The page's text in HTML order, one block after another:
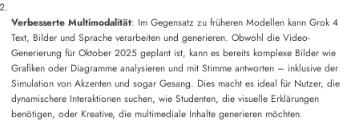
Verbesserte Multimodalität: Im Gegensatz zu früheren Modellen kann Grok 4
Text, Bilder und Sprache verarbeiten und generieren. Obwohl die Video-
Generierung für Oktober 2025 geplant ist, kann es bereits komplexe Bilder wie
Grafiken oder Diagramme analysieren und mit Stimme antworten – inklusive der
Simulation von Akzenten und sogar Gesang. Dies macht es ideal für Nutzer, die
dynamischere Interaktionen suchen, wie Studenten, die visuelle Erklärungen
benötigen, oder Kreative, die multimediale Inhalte generieren möchten.